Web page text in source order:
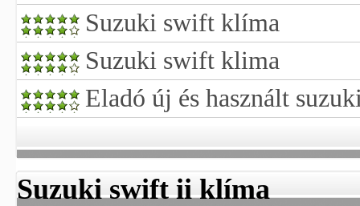
Suzuki swift klíma
Suzuki swift klima
Eladó új és használt
Suzuki swift ii klíma